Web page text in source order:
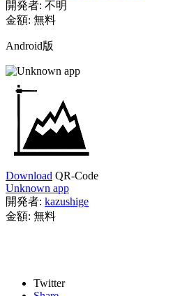
開発者: 不明
金額: 無料
Android版
Download QR-Code
Unknown app
開発者: kazushige
金額: 無料
Twitter